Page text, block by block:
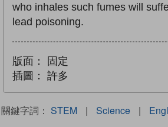
who inhales such fumes will
lead poisoning.
版面：
固定
插圖：
許多
關鍵字詞： STEM | Science |